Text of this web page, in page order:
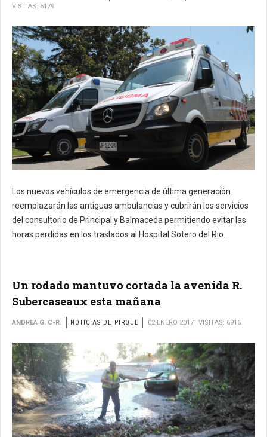
VISITAS: 6179
Los nuevos vehículos de emergencia de última generación
reemplazarán las antiguas ambulancias y cubrirán los servicios
del consultorio de Principal y Balmaceda permitiendo evitar las
horas perdidas en los traslados al Hospital Sotero del Rio.
Un rodado mantuvo cortada la avenida R.
Subercaseaux esta mañana
ANDREA G. C-R. NOTICIAS DE PIRQUE 02 ENERO 2017 VISITAS: 6916